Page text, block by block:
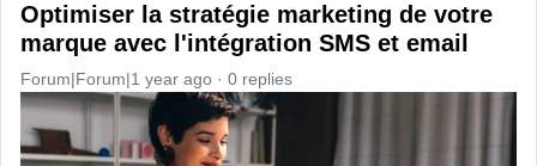
Optimiser la stratégie marketing de votre
marque avec l'intégration SMS et email
Forum|Forum|1 year ago 0 replies